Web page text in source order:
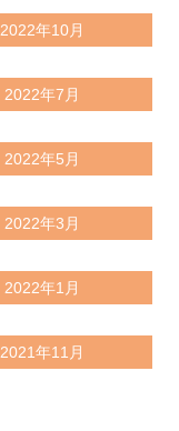
2022年10月
2022年7月
2022年5月
2022年3月
2022年1月
2021年11月